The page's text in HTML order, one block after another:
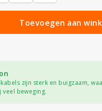
Toevoegen aan
zijn sterk en buigzaam,
veel beweging.